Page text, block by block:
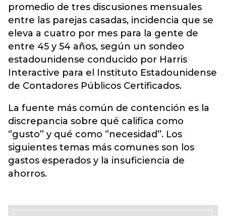
promedio de tres discusiones mensuales
entre las parejas casadas, incidencia que se
eleva a cuatro por mes para la gente de
entre 45 y 54 años, según un sondeo
estadounidense conducido por Harris
Interactive para el Instituto Estadounidense
de Contadores Públicos Certificados.
La fuente más común de contención es la
discrepancia sobre qué califica como
‘’gusto’’ y qué como ‘’necesidad’’. Los
siguientes temas más comunes son los
gastos esperados y la insuficiencia de
ahorros.